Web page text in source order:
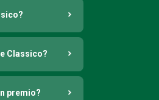
Classico?
premio?